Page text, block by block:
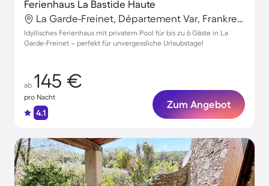
Ferienhaus La Bastide Haute
La Garde-Freinet, Département Var, Frankreich
Idyllisches Ferienhaus mit privatem Pool für bis zu 6 Gäste in La
Garde-Freinet – perfekt für unvergessliche Urlaubstage!
ab 145 €
pro Nacht
4.1
Zum Angebot